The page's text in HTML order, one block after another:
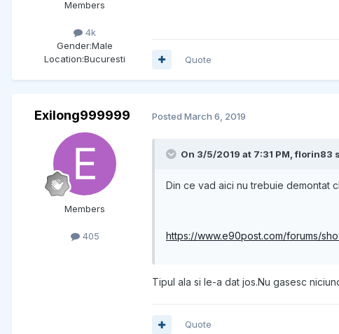
Members
4k
Gender:Male
Location:Bucuresti Quote
Exilong999999
Members
405
Posted March 6, 2019
On 3/5/2019 at 7:31 PM, florin83
Din ce vad aici nu trebuie demontat
https://www.e90post.com/forums/
Tipul ala si le-a dat jos.Nu gasesc
Quote